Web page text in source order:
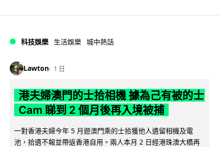
科技娛樂 生活娛樂 城中熱話
Lawton 1 日
港夫婦澳門的士拾相機 據為己有被的士
Cam 睇到 2 個月後再入境被捕
一對香港夫婦今年 5 月遊澳門乘的士拾獲他人遺留相機及電
池，拾遺不報並帶返香港自用。兩人本月 2 日經港珠澳大橋再